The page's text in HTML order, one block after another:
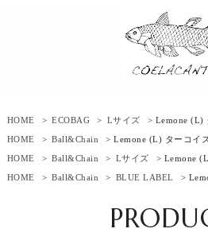
HOME > ECOBAG > Lサイズ
> Lemone (L)
HOME
> Ball&Chain
> Lemone (L) ターコイ
HOME
> Ball&Chain > Lサイズ
> Lemone
HOME
> Ball&Chain > BLUE LABEL >